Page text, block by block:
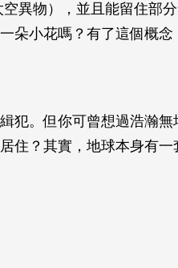
異物），並且能留住部
朵小花嗎？有了這個概念
犯。但你可曾想過浩瀚無
住？其實，地球本身有一